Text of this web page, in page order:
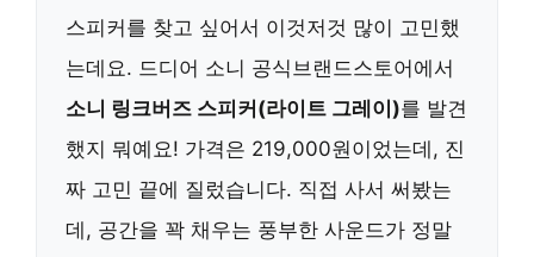
스피커를 찾고 싶어서 이것저것 많이 고민했
는데요. 드디어 소니 공식브랜드스토어에서
소니 링크버즈 스피커(라이트 그레이)를 발견
했지 뭐예요! 가격은 219,000원이었는데, 진
짜 고민 끝에 질렀습니다. 직접 사서 써봤는
데, 공간을 꽉 채우는 풍부한 사운드가 정말